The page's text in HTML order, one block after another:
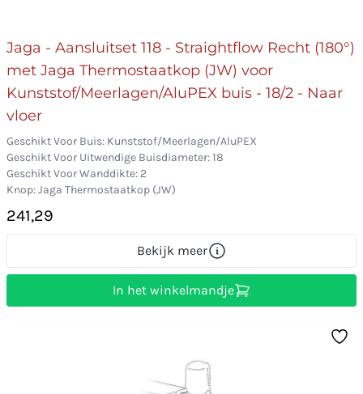
Jaga - Aansluitset 118 - Straightflow Recht (180°)
met Jaga Thermostaatkop (JW) voor
Kunststof/Meerlagen/AluPEX buis - 18/2 - Naar
vloer
Geschikt Voor Buis: Kunststof/Meerlagen/AluPEX
Geschikt Voor Uitwendige Buisdiameter: 18
Geschikt Voor Wanddikte: 2
Knop: Jaga Thermostaatkop (JW)
241,29
Bekijk meer
In het winkelmandje